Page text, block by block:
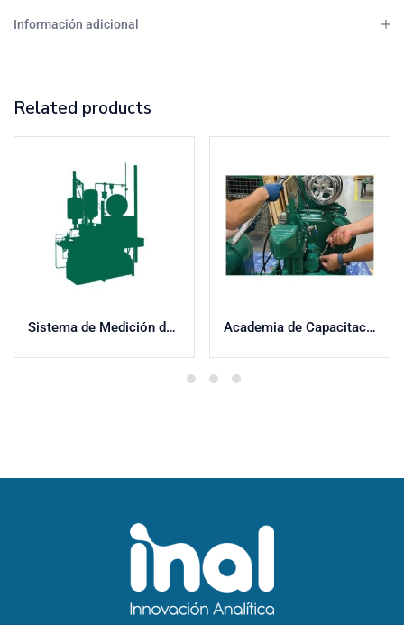
Información adicional
Related products
Sistema de Medición de Supercarga F4 con TECNOLOGÍA XCP® Academia de Capacitación CFR®